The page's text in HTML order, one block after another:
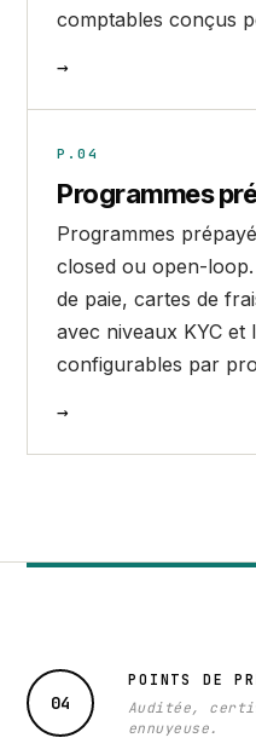
comptables conçus
→
P.04
Programmes
Programmes
closed ou open-
de paie, cartes de
avec niveaux KYC et
configurables par
→
04
POINTS DE
Auditée,
ennuyeuse.